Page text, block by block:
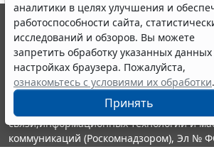
аналитики в целях улучшения и
работоспособности сайта,
исследований и обзоров. Вы можете
запретить обработку указанных данных
настройках браузера. Пожалуйста,
ознакомьтесь с условиями их обработки.
Принять
© ООО "НПП "ГАРАНТ-СЕРВИС", 2026.
выпускается с 1990 года. Компания
являются участниками Российской
информации ГАРАНТ.
Портал ГАРАНТ.РУ зарегистрирован в
издания Федеральной службой по
связи,информационных технологий и
коммуникаций (Роскомнадзором), Эл №